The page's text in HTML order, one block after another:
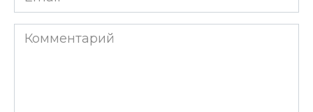
*
Комментарий